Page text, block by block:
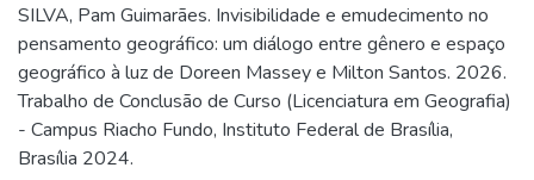
SILVA, Pam Guimarães. Invisibilidade e emudecimento no
pensamento geográfico: um diálogo entre gênero e espaço
geográfico à luz de Doreen Massey e Milton Santos. 2026.
Trabalho de Conclusão de Curso (Licenciatura em Geografia)
- Campus Riacho Fundo, Instituto Federal de Brasília,
Brasília 2024.